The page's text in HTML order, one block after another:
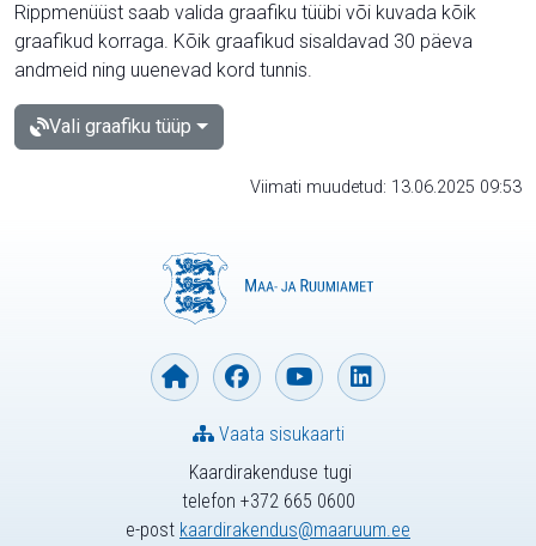
Rippmenüüst saab valida graafiku tüübi või kuvada kõik
graafikud korraga. Kõik graafikud sisaldavad 30 päeva
andmeid ning uuenevad kord tunnis.
Vali graafiku tüüp
Viimati muudetud: 13.06.2025 09:53
Kaardirakenduse tugi
telefon +372 665 0600
e-post kaardirakendus@maaruum.ee
Vaata sisukaarti